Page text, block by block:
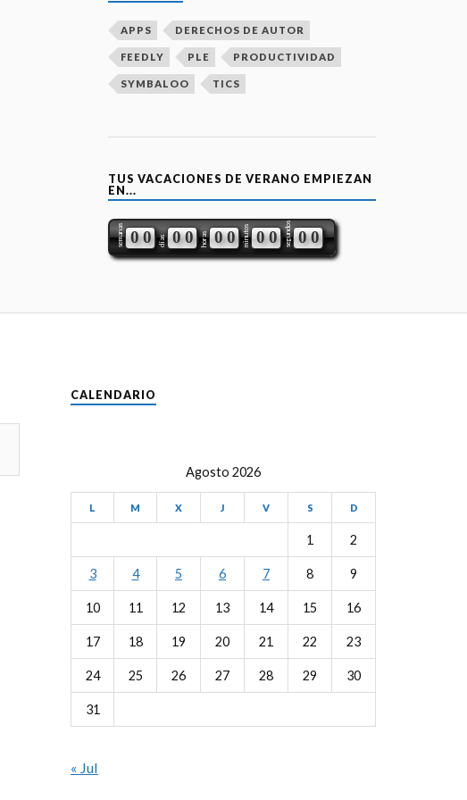
APPS DERECHOS DE AUTOR
FEEDLY PLE PRODUCTIVIDAD
SYMBALOO TICS
TUS VACACIONES DE VERANO EMPIEZAN
EN...
semanas 00 días 00 horas 00 minutos 00 segundos 00
CALENDARIO
Agosto 2026
L M X J V S D
1 2
3 4 5 6 7 8 9
10 11 12 13 14 15 16
17 18 19 20 21 22 23
24 25 26 27 28 29 30
31
« Jul